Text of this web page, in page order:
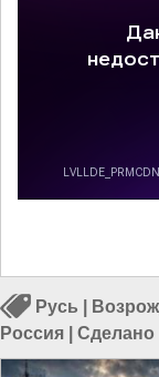
Русь
Россия
Сделано